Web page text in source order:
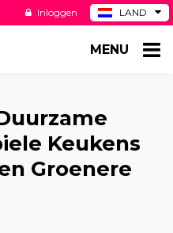
LAND
DE
Inloggen
MENU
Keukens
Groenere